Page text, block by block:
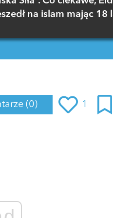
na islam mając 18
(0) 1